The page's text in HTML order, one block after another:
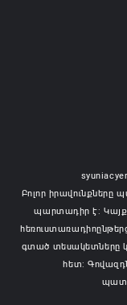
Բոլոր իրավունքները
պարտադիր է:
գտած տեսակետները
հետ: